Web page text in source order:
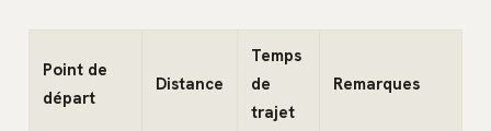
Point de
départ
Distance
Temps
de
trajet
Remarques